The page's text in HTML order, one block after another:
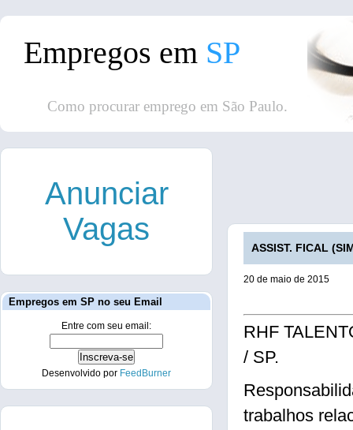
Empregos em SP
Como procurar emprego em São Paulo.
ASSIST. FICAL
20 de maio de 2015
RHF
/ SP.
trabalhos
Anunciar
Vagas
Empregos em SP no seu Email
Entre com seu email:
Desenvolvido por FeedBurner